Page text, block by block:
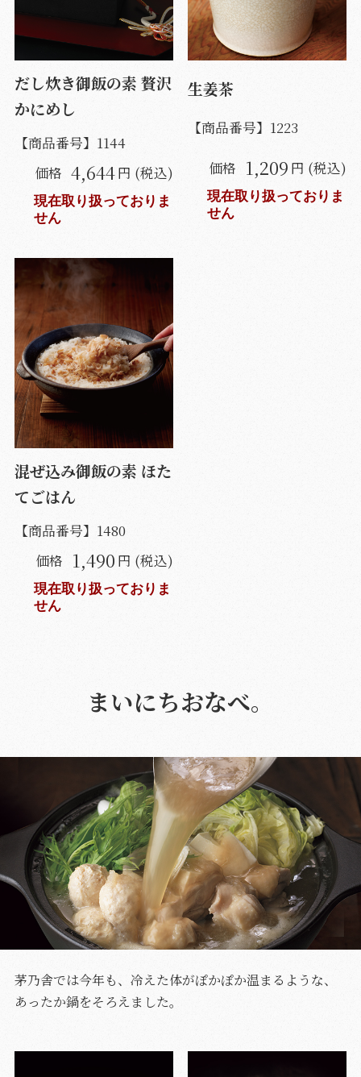
だし炊き御飯の素 贅沢
かにめし
【商品番号】 1144
価格 4,644円 (税込)
現在取り扱っておりま
せん
生姜茶
【商品番号】 1223
価格 1,209 円 (税込)
現在取り扱っておりま
せん
混ぜ込み御飯の素 ほた
てごはん
【商品番号】 1480
価格 1,490 円 (税込)
現在取り扱っておりま
せん
まいにちおなべ。
茅乃舎では今年も、冷えた体がぽかぽか温まるような、
あったか鍋をそろえました。